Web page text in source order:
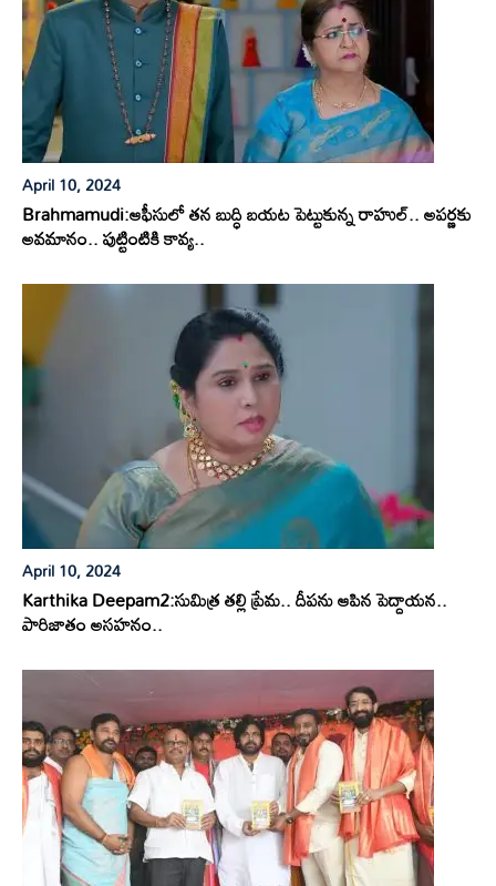
April 10, 2024
Brahmamudi:ఆఫీసులో తన బుద్ధి బయట పెట్టుకున్న రాహుల్.. అపర్ణకు
అవమానం.. పుట్టింటికి కావ్య..
April 10, 2024
Karthika Deepam2:సుమిత్ర తల్లి ప్రేమ.. దీపను ఆపిన పెద్దాయన..
పారిజాతం అసహనం..